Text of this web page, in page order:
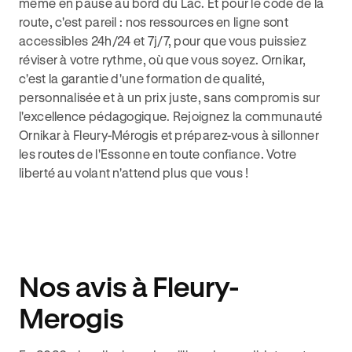
route, c'est pareil : nos ressources en ligne sont
accessibles 24h/24 et 7j/7, pour que vous puissiez
réviser à votre rythme, où que vous soyez. Ornikar,
c'est la garantie d'une formation de qualité,
personnalisée et à un prix juste, sans compromis sur
l'excellence pédagogique. Rejoignez la communauté
Ornikar à Fleury-Mérogis et préparez-vous à sillonner
les routes de l'Essonne en toute confiance. Votre
liberté au volant n'attend plus que vous !
Nos avis à Fleury-
Merogis